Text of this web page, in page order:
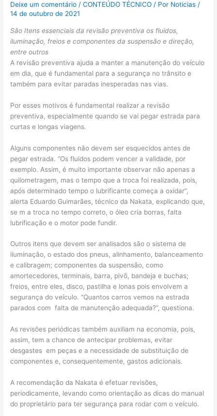
Deixe um comentário /CONTEÚDO TÉCNICO / Por Noticias /
14 de outubro de 2021
São Itens essenciais da revisão preventiva os fluidos,
iluminação, freios e componentes da suspensão e direção,
entre outros
A revisão preventiva ajuda a manter a manutenção do veículo
em dia, que é fundamental para a segurança no trânsito e
também para evitar paradas inesperadas nas vias.
Por esses motivos é fundamental realizar a revisão
preventiva, especialmente quando se vai pegar estrada para
curtas e longas viagens.
Alguns componentes não devem ser esquecidos antes de
pegar estrada. “Os fluidos podem vencer a validade, por
exemplo. Assim, é muito importante observar não apenas a
quilometragem, mas o tempo que a troca foi realizada, pois,
após determinado tempo o lubrificante começa a oxidar”,
alerta Eduardo Guimarães, técnico da Nakata, explicando que,
se m a troca no tempo correto, o óleo cria borras, falta
lubrificação e o motor pode fundir.
Outros itens que devem ser analisados são o sistema de
iluminação, o estado dos pneus, alinhamento, balanceamento
e calibragem; componentes da suspensão, como
amortecedores, terminais, barra, pivô, bandeja e buchas;
freios, entre eles, disco, pastilha e lonas pois envolvem a
segurança do veículo. “Quantos carros vemos na estrada
parados com falta de manutenção adequada?”, questiona.
As revisões periódicas também auxiliam na economia, pois,
assim, tem a chance de antecipar problemas, evitar
desgastes em peças e a necessidade de substituição de
componentes e, consequentemente, gastos adicionais.
A recomendação da Nakata é efetuar revisões,
periodicamente, levando como orientação as dicas do manual
do proprietário para ter segurança para rodar com o veículo.